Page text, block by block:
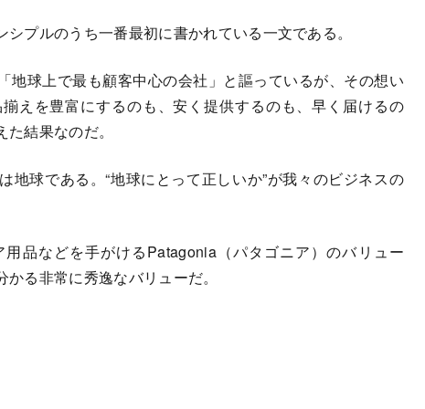
プルのうち一番最初に書かれている一文である。
球上で最も顧客中心の会社」と謳っているが、その想い
えを豊富にするのも、安く提供するのも、早く届けるの
結果なのだ。
球である。“地球にとって正しいか”が我々のビジネスの
品などを手がけるPatagonia（パタゴニア）のバリュー
る非常に秀逸なバリューだ。